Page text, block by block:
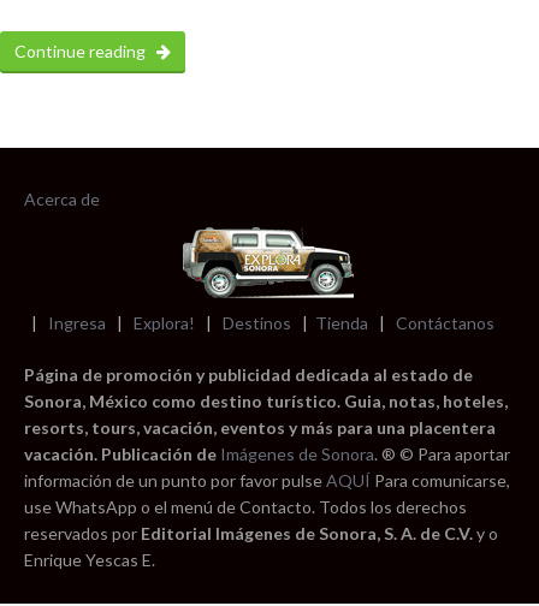
Continue reading
Acerca de
| Ingresa | Explora! | Destinos | Tienda | Contáctanos
Página de promoción y publicidad dedicada al estado de
Sonora, México como destino turístico. Guia, notas, hoteles,
resorts, tours, vacación, eventos y más para una placentera
vacación. Publicación de Imágenes de Sonora. ® © Para aportar
información de un punto por favor pulseAQUÍ Para comunicarse,
use WhatsApp o el menú de Contacto. Todos los derechos
reservados por Editorial Imágenes de Sonora, S. A. de C.V.y o
Enrique Yescas E.